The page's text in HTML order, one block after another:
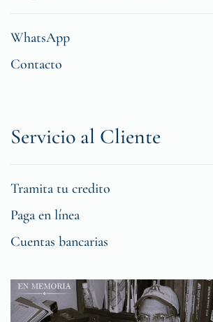
WhatsApp
Contacto
Servicio al Cliente
Tramita tu credito
Paga en línea
Cuentas bancarias